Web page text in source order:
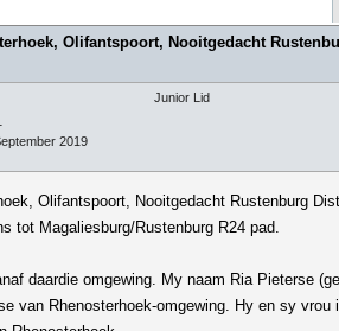
Olifantspoort, Nooitgedacht
2019
Junior Lid
Olifantspoort, Nooitgedacht Rustenburg
tot Magaliesburg/Rustenburg R24 pad.
daardie omgewing. My naam Ria Pieterse
van Rhenosterhoek-omgewing. Hy en sy